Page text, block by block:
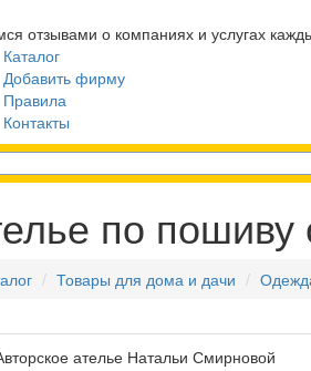
отзывами о компаниях и услугах
Каталог
Добавить фирму
Правила
Контакты
по
Товары для дома и дачи
ателье Натальи Смирновой